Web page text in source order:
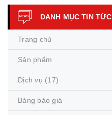
DANH MỤC TIN TỨC
Trang chủ
Sản phẩm
Dịch vụ (17)
Bảng báo giá